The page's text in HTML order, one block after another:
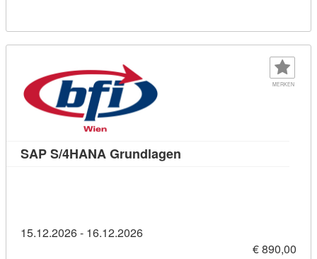
MERKEN
SAP S/4HANA Grundlagen
15.12.2026 - 16.12.2026
€ 890,00